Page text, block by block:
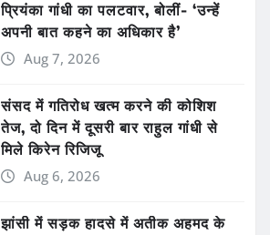
प्रियंका गांधी का पलटवार, बोलीं- ‘उन्हें
अपनी बात कहने का अधिकार है’
Aug 7, 2026
संसद में गतिरोध खत्म करने की कोशिश
तेज, दो दिन में दूसरी बार राहुल गांधी से
मिले किरेन रिजिजू
Aug 6, 2026
झांसी में सड़क हादसे में अतीक अहमद के